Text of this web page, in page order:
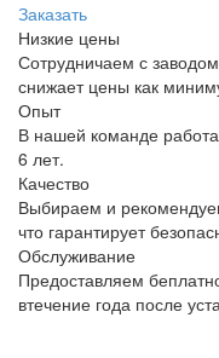
Заказать
Низкие цены
Сотрудничаем с
снижает цены как
Опыт
В нашей команде
6 лет.
Качество
Выбираем и
что гарантирует
Обслуживание
Предоставляем
втечение года после